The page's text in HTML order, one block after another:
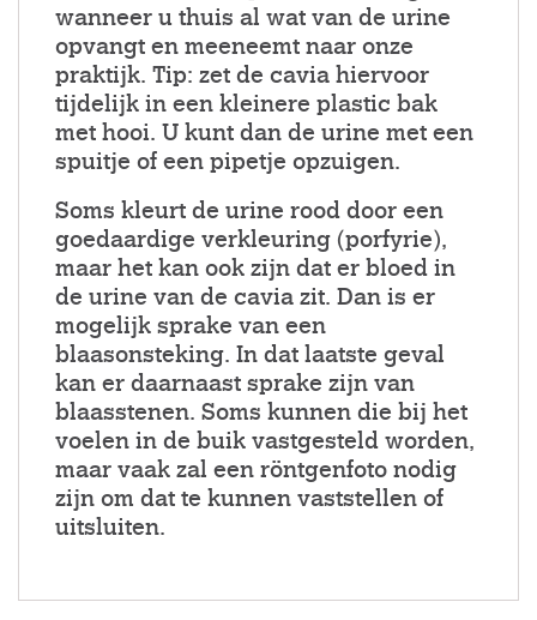
wanneer u thuis al wat van de urine
opvangt en meeneemt naar onze
praktijk. Tip: zet de cavia hiervoor
tijdelijk in een kleinere plastic bak
met hooi. U kunt dan de urine met een
spuitje of een pipetje opzuigen.
Soms kleurt de urine rood door een
goedaardige verkleuring (porfyrie),
maar het kan ook zijn dat er bloed in
de urine van de cavia zit. Dan is er
mogelijk sprake van een
blaasonsteking. In dat laatste geval
kan er daarnaast sprake zijn van
blaasstenen. Soms kunnen die bij het
voelen in de buik vastgesteld worden,
maar vaak zal een röntgenfoto nodig
zijn om dat te kunnen vaststellen of
uitsluiten.